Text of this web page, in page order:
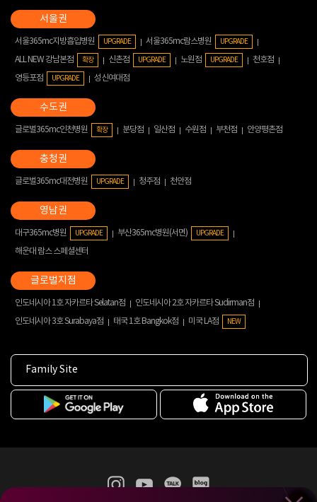
서울365mc지방흡입병원 UPGRADE 서울365mc람스병원 UPGRADE
ALL NEW 강남본점 확장 신촌점 UPGRADE 노원점 UPGRADE
천호점
영등포점
UPGRADE 성신여대점
글로벌365mc인천병원 확장 분당점 일산점 수원점 부천점 안양평촌점
글로벌365mc대전병원 UPGRADE 청주점 천안점
대구365mc병원 UPGRADE 부산365mc병원(서면) UPGRADE
해운대 람스 스페셜센터
인도네시아 1호 자카르타 Selatan점
인도네시아 2호 자카르타 Sudirman점
인도네시아 3호 Surabaya점
태국 1호 Bangkok점 미국 LA점 NEW
Family Site